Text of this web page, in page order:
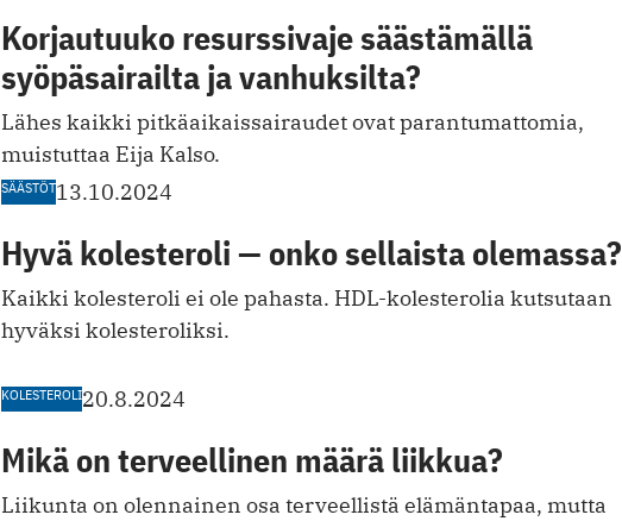
Korjautuuko resurssivaje säästämällä
syöpäsairailta ja vanhuksilta?
Lähes kaikki pitkäaikaissairaudet ovat parantumattomia,
muistuttaa Eija Kalso.
SÄÄSTÖT13.10.2024
Hyvä kolesteroli — onko sellaista olemassa?
Kaikki kolesteroli ei ole pahasta. HDL-kolesterolia kutsutaan
hyväksi kolesteroliksi.
KOLESTEROLI20.8.2024
Mikä on terveellinen määrä liikkua?
Liikunta on olennainen osa terveellistä elämäntapaa, mutta